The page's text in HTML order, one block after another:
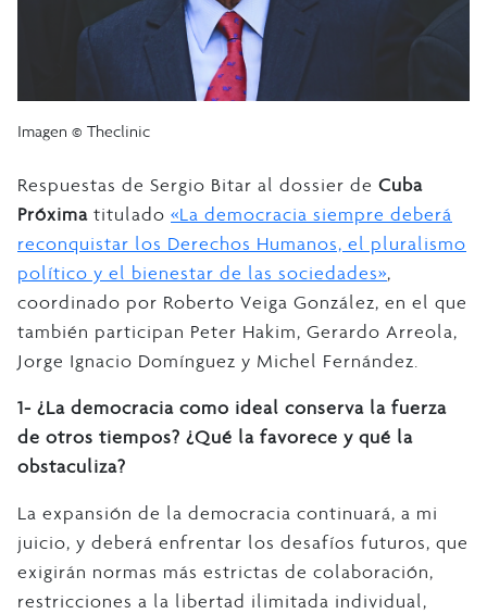
Imagen © Theclinic
Respuestas de Sergio Bitar al dossier de Cuba
Próxima titulado «La democracia siempre deberá
reconquistar los Derechos Humanos, el pluralismo
político y el bienestar de las sociedades»,
coordinado por Roberto Veiga González, en el que
también participan Peter Hakim, Gerardo Arreola,
Jorge Ignacio Domínguez y Michel Fernández.
1- ¿La democracia como ideal conserva la fuerza
de otros tiempos? ¿Qué la favorece y qué la
obstaculiza?
La expansión de la democracia continuará, a mi
juicio, y deberá enfrentar los desafíos futuros, que
exigirán normas más estrictas de colaboración,
restricciones a la libertad ilimitada individual,